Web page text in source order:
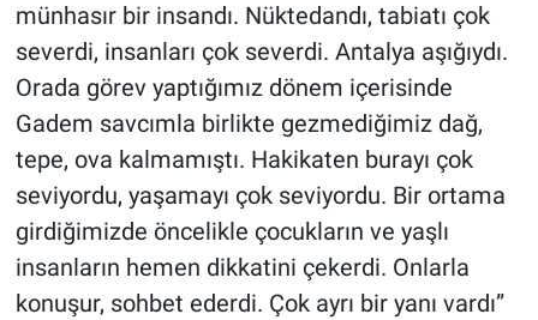
münhasır bir insandı. Nüktedandı, tabiatı çok
severdi, insanları çok severdi. Antalya aşığıydı.
Orada görev yaptığımız dönem içerisinde
Gadem savcımla birlikte gezmediğimiz dağ,
tepe, ova kalmamıştı. Hakikaten burayı çok
seviyordu, yaşamayı çok seviyordu. Bir ortama
girdiğimizde öncelikle çocukların ve yaşlı
insanların hemen dikkatini çekerdi. Onlarla
konuşur, sohbet ederdi. Çok ayrı bir yanı vardı”